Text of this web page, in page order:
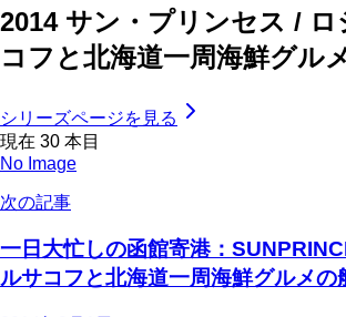
2014 サン・プリンセス /
コフと北海道一周海鮮グル
シリーズページを見る
現在 30 本目
No Image
次の記事
一日大忙しの函館寄港：
ルサコフと北海道一周海鮮グルメの